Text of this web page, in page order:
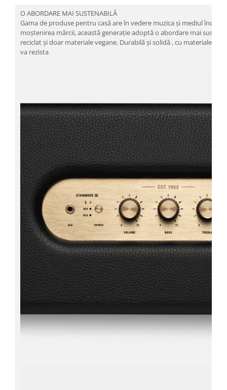
O ABORDARE MAI SUSTENABILĂ
Gama de produse pentru casă are în vedere muzica și mediul
moștenirea mărcii, această generație adoptă o abordare mai
reciclat și doar materiale vegane. Durabilă și solidă , cu materiale și
va rezista